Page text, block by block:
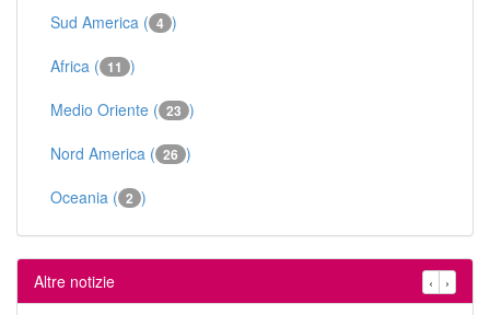
Sud America ( 4 )
Africa ( 11 )
Medio Oriente ( 23 )
Nord America ( 26 )
Oceania ( 2 )
Altre notizie ‹ ›